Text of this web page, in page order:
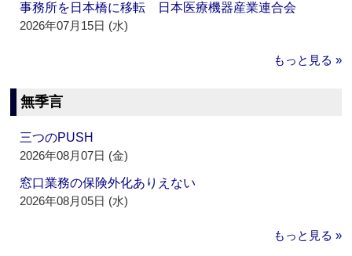
事務所を日本橋に移転 日本医療機器産業連合会
2026年07月15日 (水)
もっと見る »
無季言
三つのPUSH
2026年08月07日 (金)
窓口業務の保険外化ありえない
2026年08月05日 (水)
もっと見る »